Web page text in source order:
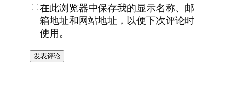
在此浏览器中保存我的显示名称、邮
箱地址和网站地址，以便下次评论时
使用。